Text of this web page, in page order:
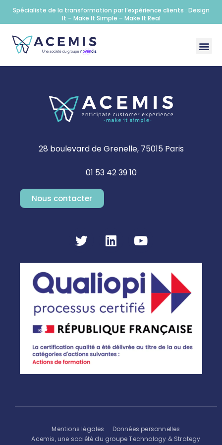
Spécialiste de la transformation par l’expérience clients : Design
It – Make It Simple – Make It Real
28 boulevard de Grenelle, 75015 Paris
01 53 42 39 10
Nous contacter
Mentions légales
Données personnelles
Acemis, une société du groupe Technology & Strategy